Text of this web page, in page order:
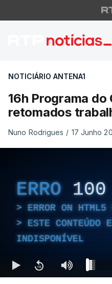
16h
NOTICIÁRIO ANTENA1
16h Programa do
retomados
Nuno Rodrigues / 17 Junho
ERRO 100
ERROR ON
ESTE CONTEÚDO
INDISPONÍVEL